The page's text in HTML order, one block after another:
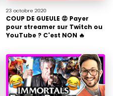
23 octobre 2020
COUP DE GUEULE 😡 Payer
pour streamer sur Twitch ou
YouTube ? C'est NON 🔥